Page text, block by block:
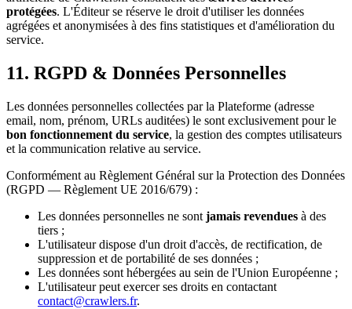
protégées. L'Éditeur se réserve le droit d'utiliser les données
agrégées et anonymisées à des fins statistiques et d'amélioration du
service.
11. RGPD & Données Personnelles
Les données personnelles collectées par la Plateforme (adresse
email, nom, prénom, URLs auditées) le sont exclusivement pour le
bon fonctionnement du service, la gestion des comptes utilisateurs
et la communication relative au service.
Conformément au Règlement Général sur la Protection des Données
(RGPD — Règlement UE 2016/679) :
Les données personnelles ne sont jamais revendues à des
tiers ;
L'utilisateur dispose d'un droit d'accès, de rectification, de
suppression et de portabilité de ses données ;
Les données sont hébergées au sein de l'Union Européenne ;
L'utilisateur peut exercer ses droits en contactant
contact@crawlers.fr.